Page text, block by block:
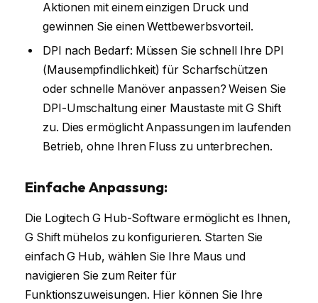
Aktionen mit einem einzigen Druck und
gewinnen Sie einen Wettbewerbsvorteil.
DPI nach Bedarf: Müssen Sie schnell Ihre DPI
(Mausempfindlichkeit) für Scharfschützen
oder schnelle Manöver anpassen? Weisen Sie
DPI-Umschaltung einer Maustaste mit G Shift
zu. Dies ermöglicht Anpassungen im laufenden
Betrieb, ohne Ihren Fluss zu unterbrechen.
Einfache Anpassung:
Die Logitech G Hub-Software ermöglicht es Ihnen,
G Shift mühelos zu konfigurieren. Starten Sie
einfach G Hub, wählen Sie Ihre Maus und
navigieren Sie zum Reiter für
Funktionszuweisungen. Hier können Sie Ihre